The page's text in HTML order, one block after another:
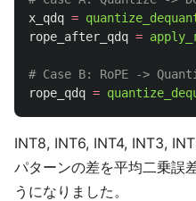
x_qdq =
rope_after_qdq =
rope_qdq =
INT8, INT6, INT4, INT3,
パターンの差を平均二乗誤
うになりました。